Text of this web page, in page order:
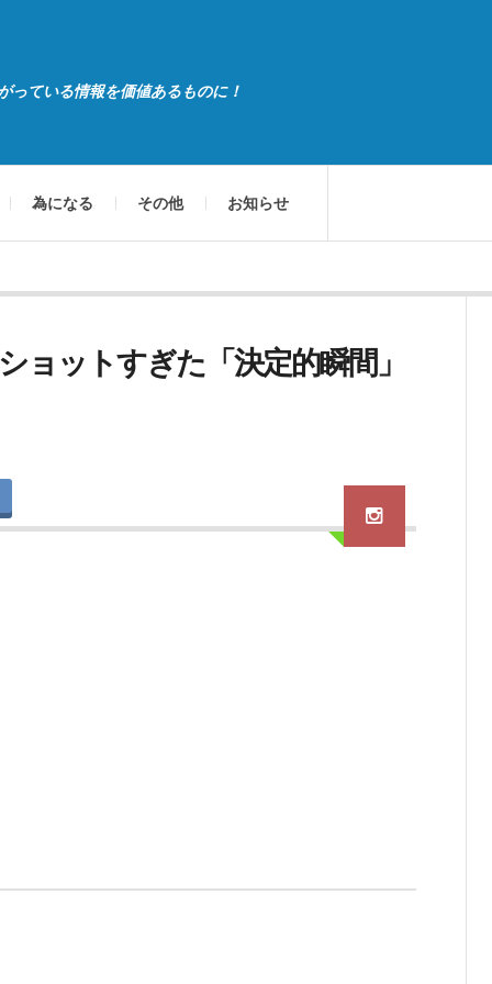
っている情報を価値あるものに！
為になる その他 お知らせ
ョットすぎた「決定的瞬間」